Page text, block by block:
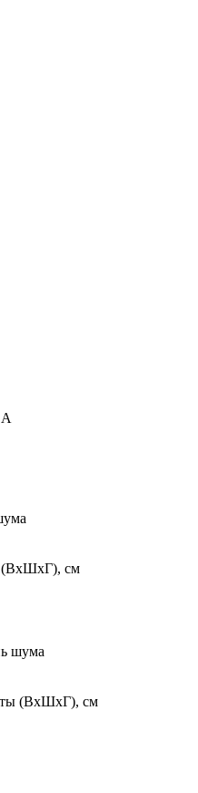
А
(ВхШхГ), см
шума
(ВхШхГ), см